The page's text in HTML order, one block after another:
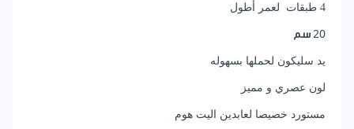
4 طبقات لعمر أطول
20 سم
يد سليكون لحملها بسهوله
لون عصري و مميز
مستورد خصيصا لعابدين اليت هوم